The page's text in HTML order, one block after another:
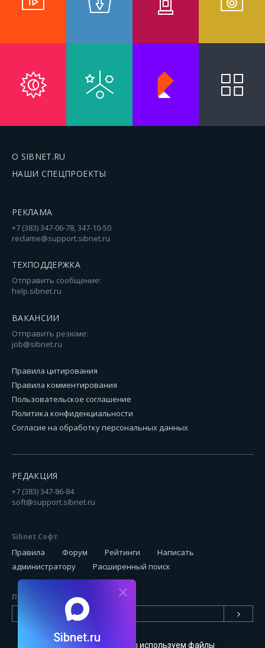
О SIBNET.RU
НАШИ СПЕЦПРОЕКТЫ
РЕКЛАМА
+7 (383) 347-06-78, 347-10-50
reclame@support.sibnet.ru
ТЕХПОДДЕРЖКА
Отправить сообщение:
help.sibnet.ru
ВАКАНСИИ
Отправить резюме:
job@sibnet.ru
Правила цитирования
Правила комментирования
Пользовательское соглашение
Политика конфиденциальности
Согласие на обработку персональных данных
РЕДАКЦИЯ
+7 (383) 347-86-84
soft@support.sibnet.ru
Sibnet Софт
Правила Форум Рейтинги
Написать
администратору
Расширенный поиск
Подписаться на новинки
Чтобы сайт был удобным, мы используем файлы
Sibnet.ru